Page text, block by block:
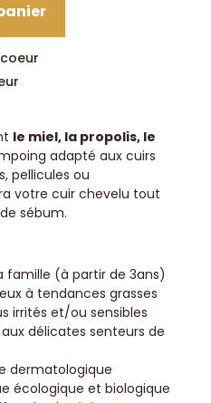
le miel, la propolis, le
adapté aux cuirs
pellicules ou
votre cuir chevelu tout
sébum.
famille (à partir de 3ans)
à tendances grasses
irrités et/ou sensibles
délicates senteurs de
dermatologique
écologique et biologique